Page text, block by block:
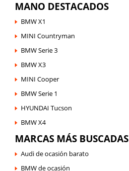
MANO DESTACADOS
BMW X1
MINI Countryman
BMW Serie 3
BMW X3
MINI Cooper
BMW Serie 1
HYUNDAI Tucson
BMW X4
MARCAS MÁS BUSCADAS
Audi de ocasión barato
BMW de ocasión